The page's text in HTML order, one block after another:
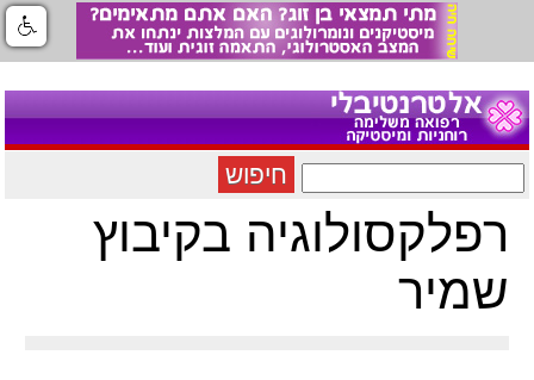
חיפוש
רפלקסולוגיה בקיבוץ
שמיר